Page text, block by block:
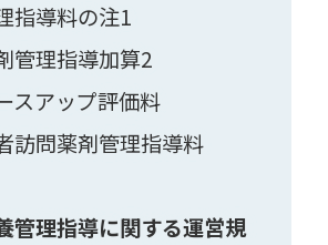
指導料の注1
管理指導加算2
スアップ評価料
訪問薬剤管理指導料
管理指導に関する運営規